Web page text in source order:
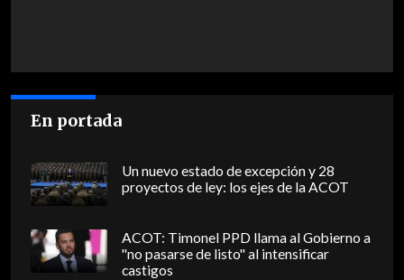
En portada
Un nuevo estado de excepción y 28
proyectos de ley: los ejes de la ACOT
ACOT: Timonel PPD llama al Gobierno a
"no pasarse de listo" al intensificar
castigos